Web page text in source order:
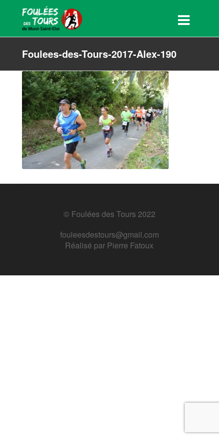
Foulees-des-Tours-2017-Alex-190
© Foulées des Tours 2022
fouleesdestours@gmail.com
Réalisé par Pierre Fatoux